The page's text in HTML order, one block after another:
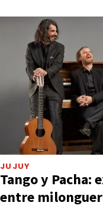
JUJUY
Tango y Pacha:
entre